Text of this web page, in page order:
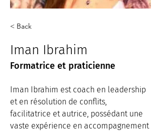
< Back
Iman Ibrahim
Formatrice et praticienne
Iman Ibrahim est coach en leadership
et en résolution de conflits,
facilitatrice et autrice, possédant une
vaste expérience en accompagnement